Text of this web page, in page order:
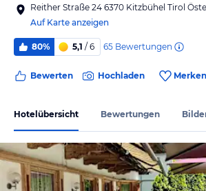
Reither Straße 24 6370 Kitzbühel Tirol
Auf Karte anzeigen
80% 5,1 / 6 65 Bewertungen
Bewerten Hochladen Merken
Hotelübersicht Bewertungen